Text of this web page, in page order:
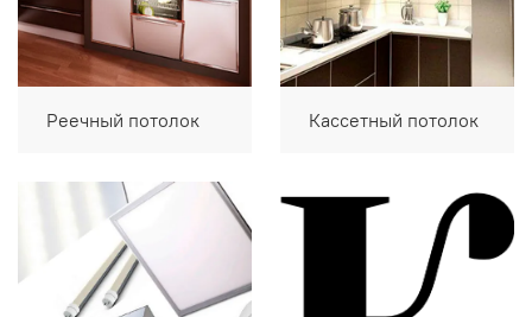
Реечный потолок Кассетный потолок